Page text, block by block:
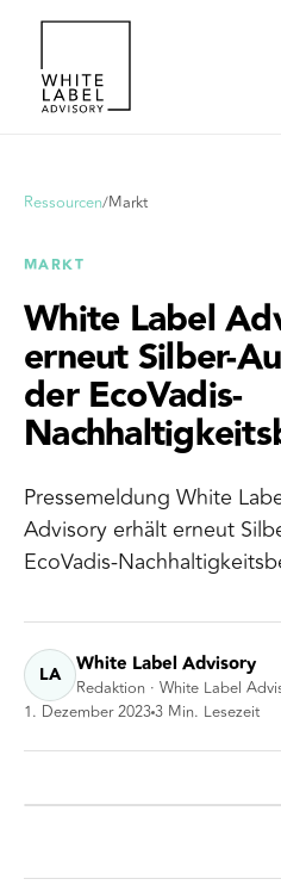
Ressourcen/Markt
MARKT
White Label
erneut Silber-
der EcoVadis-
Pressemeldung White
Advisory erhält erneut
EcoVadis-
LA White Label Advisory
Redaktion · White Label
1. Dezember 20233 Min. Lesezeit